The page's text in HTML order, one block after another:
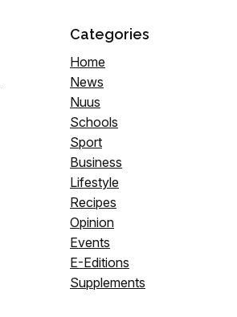
Categories
Home
News
Nuus
Schools
Sport
Business
Lifestyle
Recipes
Opinion
Events
E-Editions
Supplements